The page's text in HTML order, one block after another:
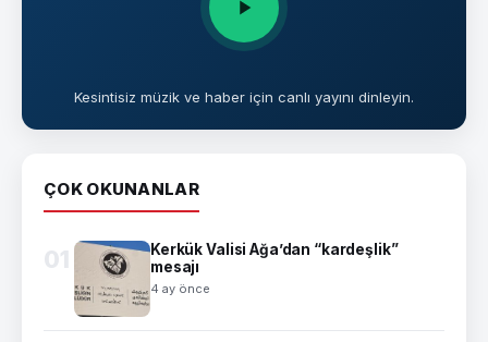
Kesintisiz müzik ve haber için canlı yayını dinleyin.
ÇOK OKUNANLAR
01
Kerkük Valisi Ağa’dan “kardeşlik”
mesajı
4 ay önce